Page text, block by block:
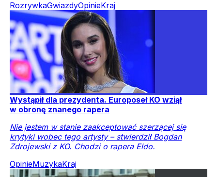
RozrywkaGwiazdyOpinieKraj
Wystąpił dla prezydenta. Europoseł KO wziął
w obronę znanego rapera
Nie jestem w stanie zaakceptować szerzącej się
krytyki wobec tego artysty – stwierdził Bogdan
Zdrojewski z KO. Chodzi o rapera Eldo.
OpinieMuzykaKraj